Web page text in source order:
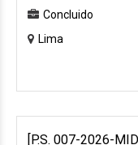
Concluido
Lima
[P.S. 007-2026-